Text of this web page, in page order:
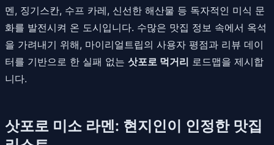
멘, 징기스칸, 수프 카레, 신선한 해산물 등 독자적인 미식 문
화를 발전시켜 온 도시입니다. 수많은 맛집 정보 속에서 옥석
을 가려내기 위해, 마이리얼트립의 사용자 평점과 리뷰 데이
터를 기반으로 한 실패 없는 삿포로 먹거리 로드맵을 제시합
니다.
삿포로 미소 라멘: 현지인이 인정한 맛집